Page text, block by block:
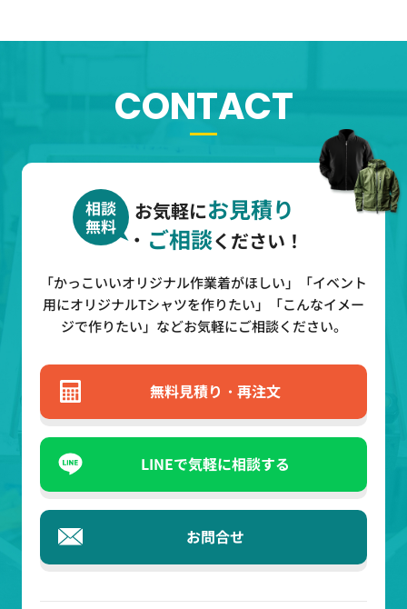
CONTACT
相談
無料
お気軽にお見積り
・ ご相談ください！
「かっこいいオリジナル作業着がほしい」「イベント
用にオリジナルTシャツを作りたい」
「こんなイメー
ジで作りたい」などお気軽にご相談ください。
無料見積り・再注文
LINEで気軽に相談する
お問合せ